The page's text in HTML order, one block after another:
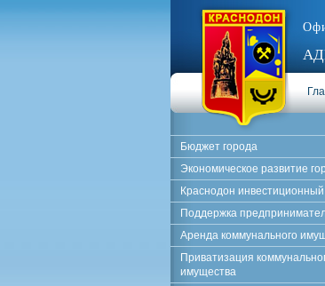
Бюджет города
Экономическое развитие
Краснодон инвестиционный
Поддержка
Аренда коммунального
Приватизация
имущества